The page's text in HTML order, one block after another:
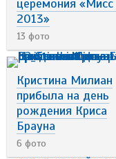
церемония
2013»
13 фото
Кристина Милиан
прибыла на день
рождения Криса
Брауна
6 фото